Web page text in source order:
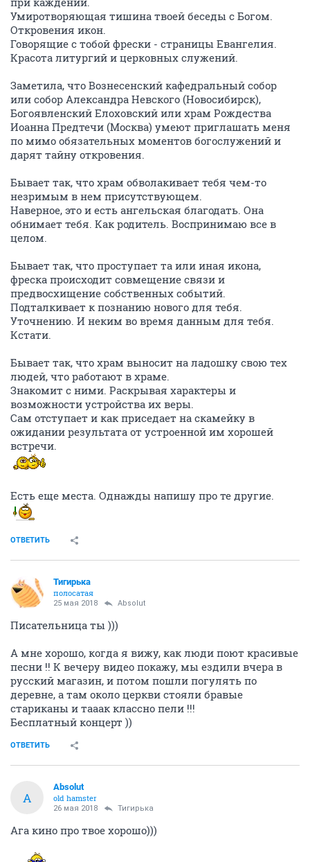
Умиротворяющая тишина твоей беседы с Богом.
Откровения икон.
Говорящие с тобой фрески - страницы Евангелия.
Красота литургий и церковных служений.
Заметила, что Вознесенский кафедральный собор
или собор Александра Невского (Новосибирск),
Богоявленский Елоховский или храм Рождества
Иоанна Предтечи (Москва) умеют приглашать меня
по мимо обязательных моментов богослужений и
дарят тайну откровения.
Бывает так, что храм обволакивает тебя чем-то
незримым в нем присутствующем.
Наверное, это и есть ангельская благодать. Она
обнимает тебя. Как родитель. Воспринимаю все в
целом.
Бывает так, что проступает та или иная икона,
фреска происходит совмещение связи и
предвосхищение собственных событий.
Подталкивает к познанию нового для тебя.
Уточнению. И неким во время данным для тебя.
Кстати.
Бывает так, что храм выносит на ладошку свою тех
людей, что работают в храме.
Знакомит с ними. Раскрывая характеры и
возможности устройства их веры.
Сам отступает и как приседает на скамейку в
ожидании результата от устроенной им хорошей
встречи.
Есть еще места. Однажды напишу про те другие.
ОТВЕТИТЬ
Тигирька
полосатая
25 мая 2018 Absolut
Писательница ты )))
А мне хорошо, когда я вижу, как люди поют красивые
песни !! К вечеру видео покажу, мы ездили вчера в
русский магазин, и потом пошли погулять по
деревне, а там около церкви стояли бравые
стариканы и тааак классно пели !!!
Бесплатный концерт ))
ОТВЕТИТЬ
A
Absolut
old hamster
26 мая 2018 Тигирька
Ага кино про твое хорошо)))